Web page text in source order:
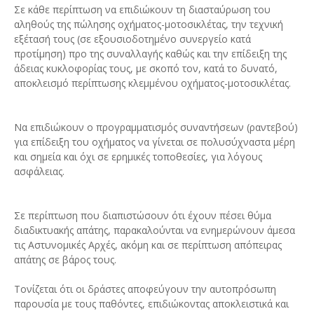
Σε κάθε περίπτωση να επιδιώκουν τη διασταύρωση του
αληθούς της πώλησης οχήματος-μοτοσικλέτας, την τεχνική
εξέτασή τους (σε εξουσιοδοτημένο συνεργείο κατά
προτίμηση) προ της συναλλαγής καθώς και την επίδειξη της
άδειας κυκλοφορίας τους, με σκοπό τον, κατά το δυνατό,
αποκλεισμό περίπτωσης κλεμμένου οχήματος-μοτοσικλέτας.
Να επιδιώκουν ο προγραμματισμός συναντήσεων (ραντεβού)
για επίδειξη του οχήματος να γίνεται σε πολυσύχναστα μέρη
και σημεία και όχι σε ερημικές τοποθεσίες, για λόγους
ασφάλειας.
Σε περίπτωση που διαπιστώσουν ότι έχουν πέσει θύμα
διαδικτυακής απάτης, παρακαλούνται να ενημερώνουν άμεσα
τις Αστυνομικές Αρχές, ακόμη και σε περίπτωση απόπειρας
απάτης σε βάρος τους.
Τονίζεται ότι οι δράστες αποφεύγουν την αυτοπρόσωπη
παρουσία με τους παθόντες, επιδιώκοντας αποκλειστικά και